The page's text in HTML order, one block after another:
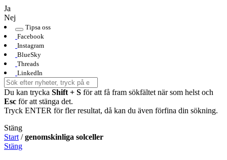
Ja
Nej
Tipsa oss
Facebook
Instagram
BlueSky
Threads
LinkedIn
Du kan trycka Shift + S för att få fram sökfältet när som helst och
Esc för att stänga det.
Tryck ENTER för fler resultat, då kan du även förfina din sökning.
Stäng
Start /genomskinliga solceller
Stäng